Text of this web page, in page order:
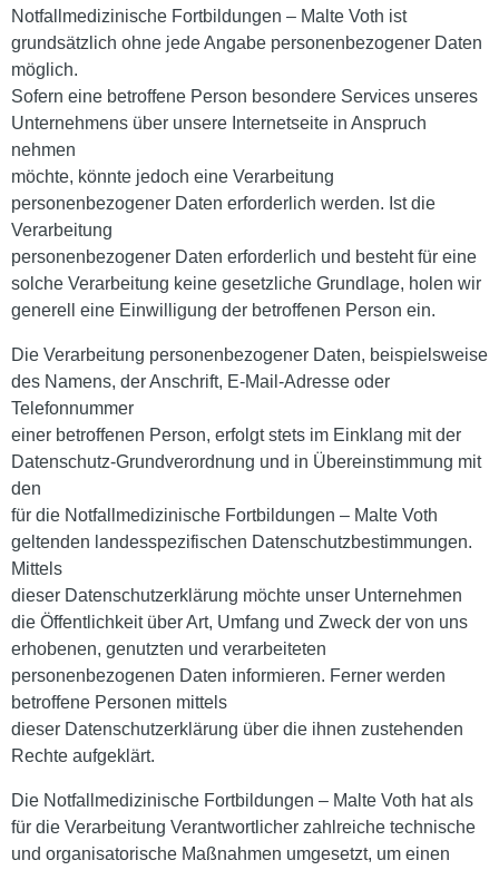
Notfallmedizinische Fortbildungen – Malte Voth ist
grundsätzlich ohne jede Angabe personenbezogener Daten
möglich.
Sofern eine betroffene Person besondere Services unseres
Unternehmens über unsere Internetseite in Anspruch
nehmen
möchte, könnte jedoch eine Verarbeitung
personenbezogener Daten erforderlich werden. Ist die
Verarbeitung
personenbezogener Daten erforderlich und besteht für eine
solche Verarbeitung keine gesetzliche Grundlage, holen wir
generell eine Einwilligung der betroffenen Person ein.
Die Verarbeitung personenbezogener Daten, beispielsweise
des Namens, der Anschrift, E-Mail-Adresse oder
Telefonnummer
einer betroffenen Person, erfolgt stets im Einklang mit der
Datenschutz-Grundverordnung und in Übereinstimmung mit
den
für die Notfallmedizinische Fortbildungen – Malte Voth
geltenden landesspezifischen Datenschutzbestimmungen.
Mittels
dieser Datenschutzerklärung möchte unser Unternehmen
die Öffentlichkeit über Art, Umfang und Zweck der von uns
erhobenen, genutzten und verarbeiteten
personenbezogenen Daten informieren. Ferner werden
betroffene Personen mittels
dieser Datenschutzerklärung über die ihnen zustehenden
Rechte aufgeklärt.
Die Notfallmedizinische Fortbildungen – Malte Voth hat als
für die Verarbeitung Verantwortlicher zahlreiche technische
und organisatorische Maßnahmen umgesetzt, um einen